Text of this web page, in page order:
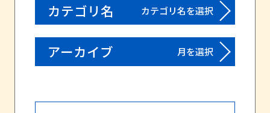
カテゴリ名 カテゴリ名を選択
アーカイブ 月を選択